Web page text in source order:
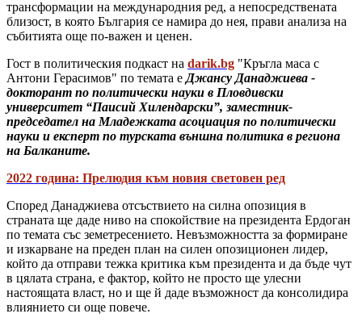
трансформации на международния ред, а непосредствената
близост, в която България се намира до нея, прави анализа на
събитията още по-важен и ценен.
Гост в политическия подкаст на darik.bg "Кръгла маса с
Антони Герасимов" по темата е Джансу Данаджиева -
докторант по политически науки в Пловдивски
университет “Паисий Хилендарски”, заместник-
председател на Младежката асоциация по политически
науки и експерт по турската външна политика в региона
на Балканите.
2022 година: Прелюдия към новия световен ред
Според Данаджиева отсъствието на силна опозиция в
страната ще даде ниво на спокойствие на президента Ердоган
по темата със земетресението. Невъзможността за формиране
и изкарване на преден план на силен опозиционен лидер,
който да отправи тежка критика към президента и да бъде чут
в цялата страна, е фактор, който не просто ще улесни
настоящата власт, но и ще й даде възможност да консолидира
влиянието си още повече.